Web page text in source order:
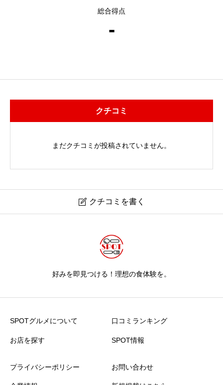
総合得点
-
クチコミ
まだクチコミが投稿されていません。
 クチコミを書く
好みを即見つける！理想の食体験を。
SPOTグルメについて
お店を探す
口コミランキング
SPOT情報
プライバシーポリシー お問い合わせ